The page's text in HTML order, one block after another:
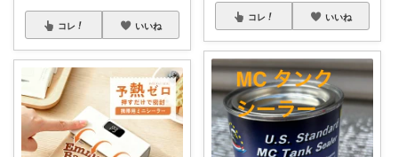
コレ いいね
コレ いいね